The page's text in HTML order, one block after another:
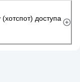
доступа